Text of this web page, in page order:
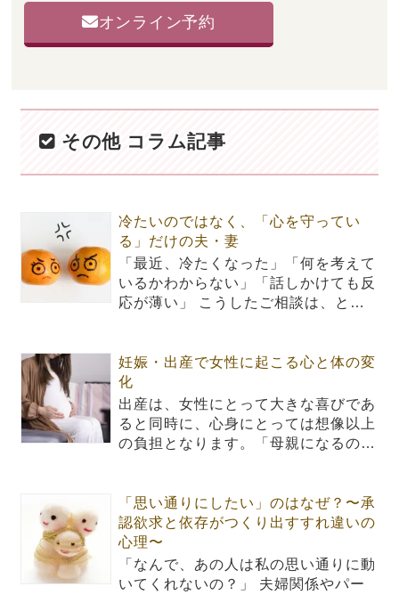
オンライン予約
その他 コラム記事
冷たいのではなく、「心を守ってい
る」だけの夫・妻
「最近、冷たくなった」「何を考えて
いるかわからない」「話しかけても反
応が薄い」 こうしたご相談は、と…
妊娠・出産で女性に起こる心と体の変
化
出産は、女性にとって大きな喜びであ
ると同時に、心身にとっては想像以上
の負担となります。「母親になるの…
「思い通りにしたい」のはなぜ？〜承
認欲求と依存がつくり出すすれ違いの
心理〜
「なんで、あの人は私の思い通りに動
いてくれないの？」 夫婦関係やパー